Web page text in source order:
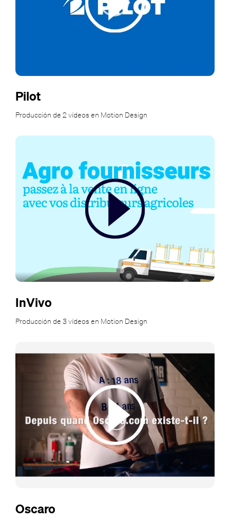
Pilot
Producción de 2 vídeos en Motion Design
InVivo
Producción de 3 vídeos en Motion Design
Oscaro